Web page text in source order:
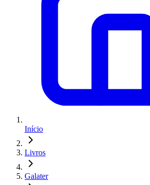
Início
Livros
Galater